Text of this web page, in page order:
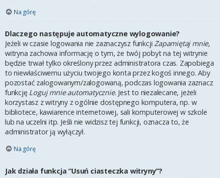
Na górę
Dlaczego następuje automatyczne wylogowanie?
Jeżeli w czasie logowania nie zaznaczysz funkcjiZapamiętaj mnie,
witryna zachowa informację o tym, że twój pobyt na tej witrynie
będzie trwał tylko określony przez administratora czas. Zapobiega
to niewłaściwemu użyciu twojego konta przez kogoś innego. Aby
pozostać zalogowanym/zalogowaną, podczas logowania zaznacz
funkcję Loguj mnie automatycznie. Jest to niezalecane, jeżeli
korzystasz z witryny z ogólnie dostępnego komputera, np. w
bibliotece, kawiarence internetowej, sali komputerowej w szkole
lub na uczelni itp. Jeśli nie widzisz tej funkcji, oznacza to, że
administrator ją wyłączył.
Na górę
Jak działa funkcja “Usuń ciasteczka witryny”?